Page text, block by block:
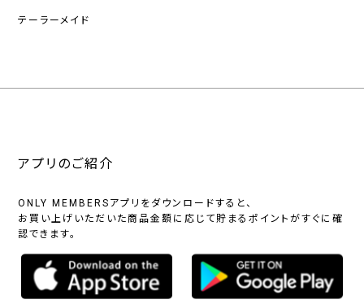
テーラーメイド
アプリのご紹介
ONLY MEMBERSアプリをダウンロードすると、
お買い上げいただいた商品金額に応じて貯まるポイントがすぐに確
認できます。